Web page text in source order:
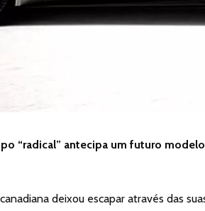
“radical” antecipa um futuro
deixou escapar através das